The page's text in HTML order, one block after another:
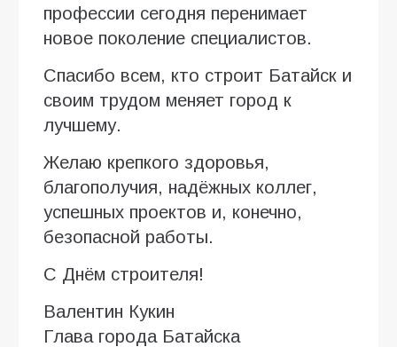
профессии сегодня перенимает
новое поколение специалистов.
Спасибо всем, кто строит Батайск и
своим трудом меняет город к
лучшему.
Желаю крепкого здоровья,
благополучия, надёжных коллег,
успешных проектов и, конечно,
безопасной работы.
С Днём строителя!
Валентин Кукин
Глава города Батайска